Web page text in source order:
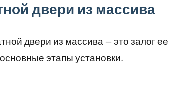
двери из массива
двери из массива — это залог
этапы установки.